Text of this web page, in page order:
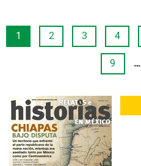
1 2 3 4
9 …